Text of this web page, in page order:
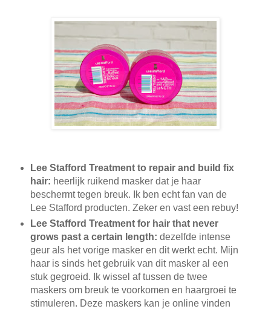
Lee Stafford Treatment to repair and build fix
hair: heerlijk ruikend masker dat je haar
beschermt tegen breuk. Ik ben echt fan van de
Lee Stafford producten. Zeker en vast een rebuy!
Lee Stafford Treatment for hair that never
grows past a certain length: dezelfde intense
geur als het vorige masker en dit werkt echt. Mijn
haar is sinds het gebruik van dit masker al een
stuk gegroeid. Ik wissel af tussen de twee
maskers om breuk te voorkomen en haargroei te
stimuleren. Deze maskers kan je online vinden